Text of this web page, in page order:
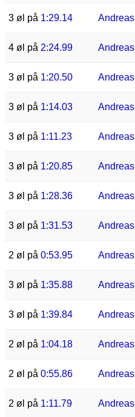
3 øl på 1:29.14 Andreas
4 øl på 2:24.99 Andreas
3 øl på 1:20.50 Andreas
3 øl på 1:14.03 Andreas
3 øl på 1:11.23 Andreas
3 øl på 1:20.85 Andreas
3 øl på 1:28.36 Andreas
3 øl på 1:31.53 Andreas
2 øl på 0:53.95 Andreas
3 øl på 1:35.88 Andreas
3 øl på 1:39.84 Andreas
2 øl på 1:04.18 Andreas
2 øl på 0:55.86 Andreas
2 øl på 1:11.79 Andreas